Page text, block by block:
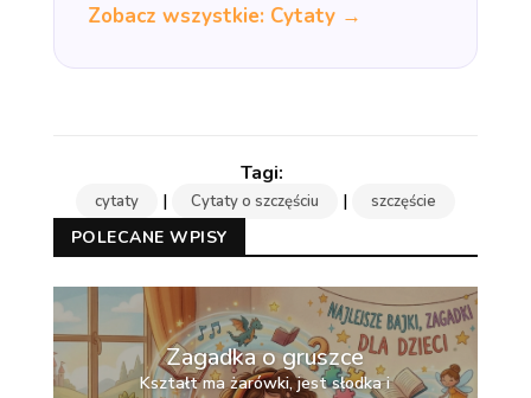
Zobacz wszystkie: Cytaty →
cytaty | Cytaty o szczęściu | szczęście
POLECANE WPISY
Zagadka o gruszce
Kształt ma żarówki, jest słodka i